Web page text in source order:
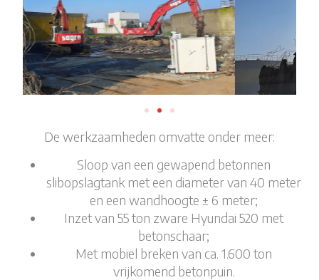
De werkzaamheden omvatte onder meer:
Sloop van een gewapend betonnen
slibopslagtank met een diameter van 40 meter
en een wandhoogte ± 6 meter;
Inzet van 55 ton zware Hyundai 520 met
betonschaar;
Met mobiel breken van ca. 1.600 ton
vrijkomend betonpuin.